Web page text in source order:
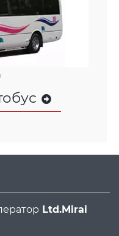
Ltd.Mirai